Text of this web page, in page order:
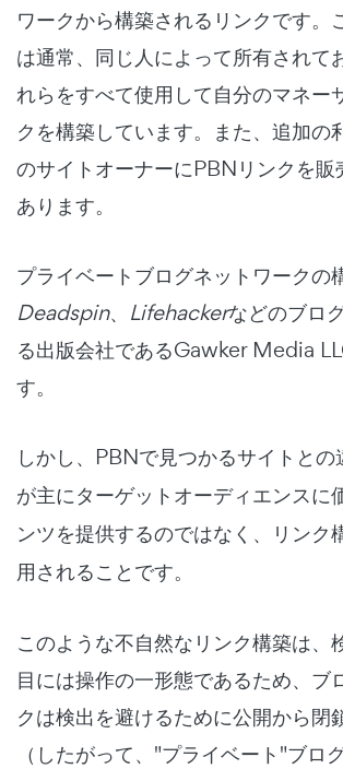
ワークから構築されるリンクです。
は通常、同じ人によって所有されて
れらをすべて使用して自分のマネー
クを構築しています。また、追加の
のサイトオーナーにPBNリンクを販
あります。
プライベートブログネットワークの
Deadspin、 Lifehackerなどのブロ
る出版会社であるGawker Media
す。
しかし、PBNで見つかるサイトとの
が主にターゲットオーディエンスに
ンツを提供するのではなく、リンク
用されることです。
このような不自然なリンク構築は、
目には操作の一形態であるため、ブ
クは検出を避けるために公開から閉
（したがって、"プライベート"ブロ